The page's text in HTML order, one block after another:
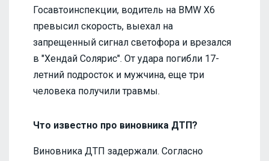
Госавтоинспекции, водитель на BMW X6
превысил скорость, выехал на
запрещенный сигнал светофора и врезался
в "Хендай Солярис". От удара погибли 17-
летний подросток и мужчина, еще три
человека получили травмы.
Что известно про виновника ДТП?
Виновника ДТП задержали. Согласно